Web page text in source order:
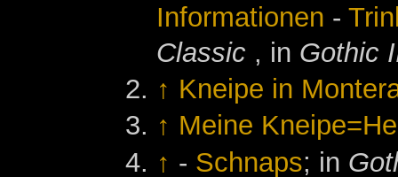
Informationen -
Classic , in Gothic
↑ Kneipe in
↑ Meine
↑ - Schnaps; in